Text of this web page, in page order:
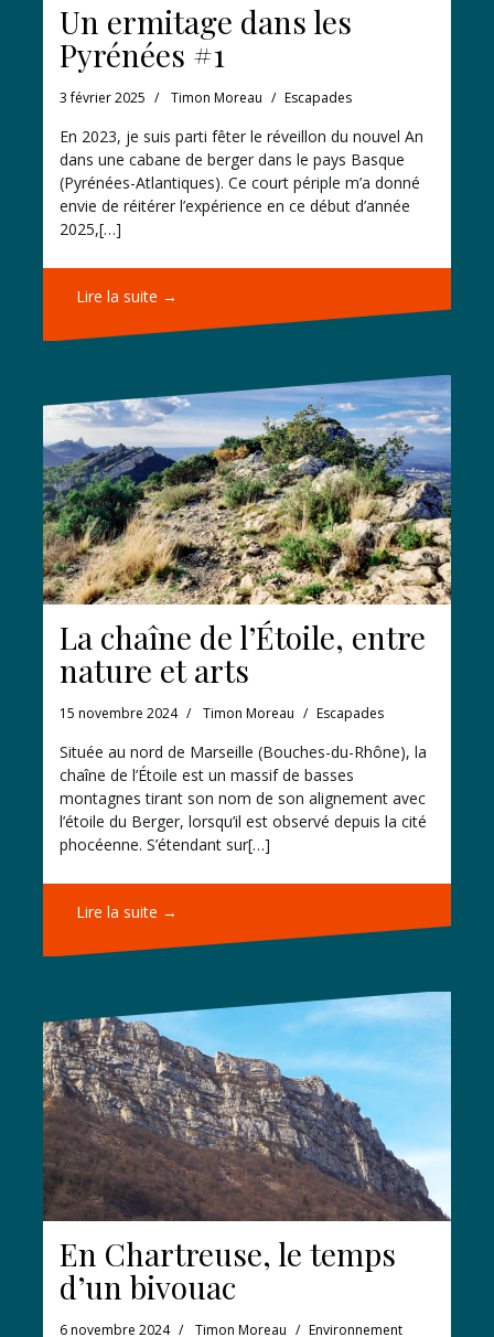
Un ermitage dans les
Pyrénées #1
3 février 2025 Timon Moreau Escapades
En 2023, je suis parti fêter le réveillon du nouvel An
dans une cabane de berger dans le pays Basque
(Pyrénées-Atlantiques). Ce court périple m’a donné
envie de réitérer l’expérience en ce début d’année
2025,[…]
Lire la suite →
La chaîne de l’Étoile, entre
nature et arts
15 novembre 2024 Timon Moreau Escapades
Située au nord de Marseille (Bouches-du-Rhône), la
chaîne de l’Étoile est un massif de basses
montagnes tirant son nom de son alignement avec
l’étoile du Berger, lorsqu’il est observé depuis la cité
phocéenne. S’étendant sur[…]
Lire la suite →
En Chartreuse, le temps
d’un bivouac
6 novembre 2024 Timon Moreau Environnement